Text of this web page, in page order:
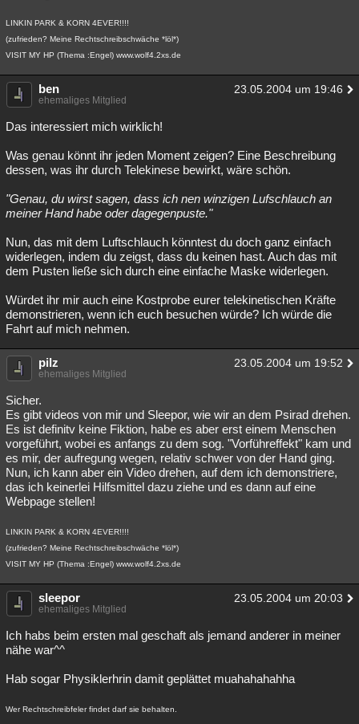
LINKIN PARK & KORN 4EVER!!!!
(zufrieden? Meine Rechtschreibschwäche *löl*)
VISIT MY HP (Thema :Engel) www.wolf4.2xs.de
ben 23.05.2004 um 19:46
ehemaliges Mitglied
Das interessiert mich wirklich!
Was genau könnt ihr jeden Moment zeigen? Eine Beschreibung
dessen, was ihr durch Telekinese bewirkt, wäre schön.
"Genau, du wirst sagen, dass ich nen winzigen Lufschlauch an
meiner Hand habe oder dagegenpuste."
Nun, das mit dem Luftschlauch könntest du doch ganz einfach
widerlegen, indem du zeigst, dass du keinen hast. Auch das mit
dem Pusten ließe sich durch eine einfache Maske widerlegen.
Würdet ihr mir auch eine Kostprobe eurer telekinetischen Kräfte
demonstrieren, wenn ich euch besuchen würde? Ich würde die
Fahrt auf mich nehmen.
pilz 23.05.2004 um 19:52
ehemaliges Mitglied
Sicher.
Es gibt videos von mir und Sleepor, wie wir an dem Psirad drehen.
Es ist definitv keine Fiktion, habe es aber erst einem Menschen
vorgeführt, wobei es anfangs zu dem sog. "Vorführeffekt" kam und
es mir, der aufregung wegen, relativ schwer von der Hand ging.
Nun, ich kann aber ein Video drehen, auf dem ich demonstriere,
das ich keinerlei Hilfsmittel dazu ziehe und es dann auf eine
Webpage stellen!
LINKIN PARK & KORN 4EVER!!!!
(zufrieden? Meine Rechtschreibschwäche *löl*)
VISIT MY HP (Thema :Engel) www.wolf4.2xs.de
sleepor 23.05.2004 um 20:03
ehemaliges Mitglied
Ich habs beim ersten mal geschaft als jemand anderer in meiner
nähe war^^
Hab sogar Physiklerhrin damit geplättet muahahahahha
Wer Rechtschreibfeler findet darf sie behalten.